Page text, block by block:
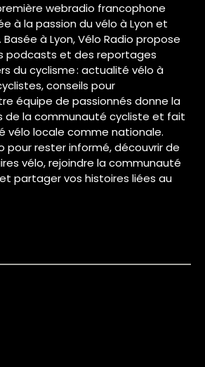
webradio francophone
à la passion du vélo à Lyon et
à Lyon, Vélo Radio propose
podcasts et des reportages
du cyclisme : actualité vélo à
conseils pour
équipe de passionnés donne la
de la communauté cycliste et fait
vélo locale comme nationale.
pour rester informé, découvrir de
vélo, rejoindre la communauté
partager vos histoires liées au